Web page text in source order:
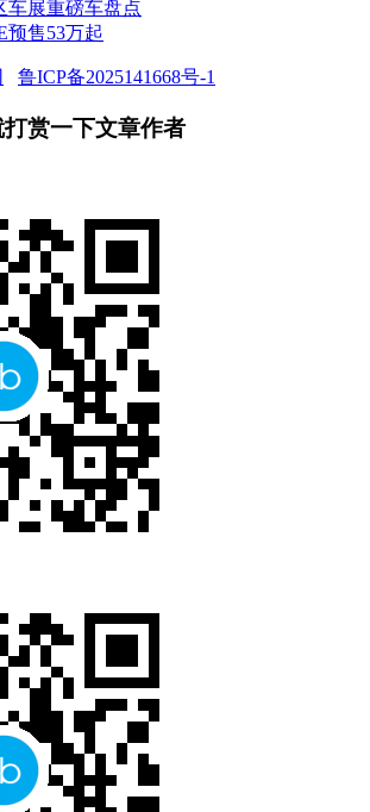
车展重磅车盘点
预售53万起
鲁ICP备2025141668号-1
赏一下文章作者